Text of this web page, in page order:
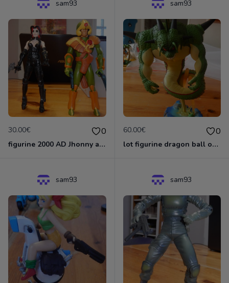
sam93
30.00€ 0
figurine 2000 AD Jhonny alpha et Durham REd
sam93
60.00€ 0
lot figurine dragon ball oolong shenron+Porung Namek Shenron+namek
sam93 sam93